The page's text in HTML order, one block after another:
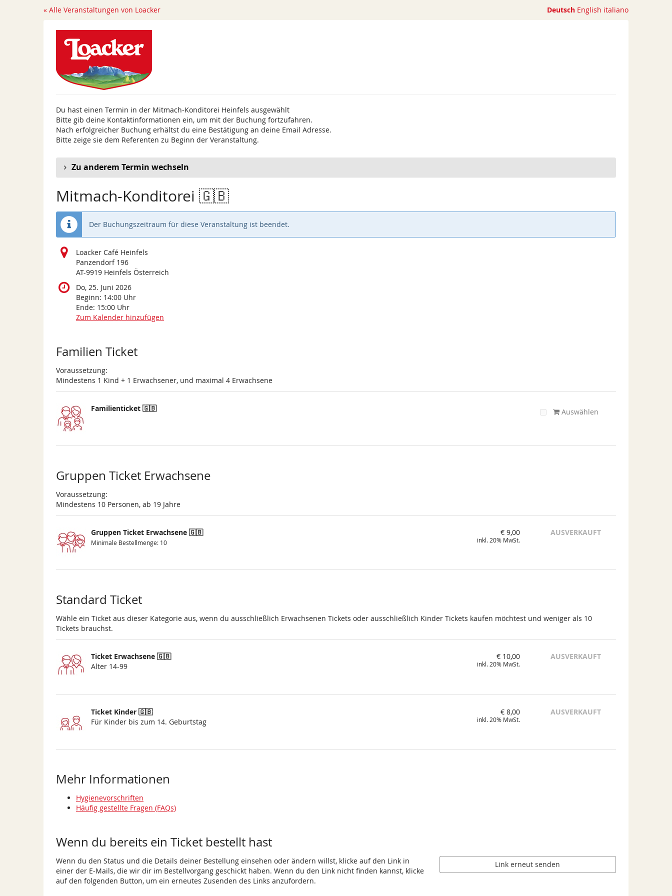
Deutsch English italiano
« Alle Veranstaltungen von Loacker
Du hast einen Termin in der Mitmach-Konditorei Heinfels ausgewählt
Bitte gib deine Kontaktinformationen ein, um mit der Buchung fortzufahren.
Nach erfolgreicher Buchung erhältst du eine Bestätigung an deine Email Adresse.
Bitte zeige sie dem Referenten zu Beginn der Veranstaltung.
Zu anderem Termin wechseln
Mitmach-Konditorei 🇬🇧
Der Buchungszeitraum für diese Veranstaltung ist beendet.
Loacker Café Heinfels
Panzendorf 196
AT-9919 Heinfels Österreich
Do, 25. Juni 2026
Beginn: 14:00 Uhr
Ende: 15:00 Uhr
Zum Kalender hinzufügen
Produkte
Familien Ticket
Voraussetzung:
Mindestens 1 Kind + 1 Erwachsener, und maximal 4 Erwachsene
Familienticket 🇬🇧 Auswählen
Gruppen Ticket Erwachsene
Voraussetzung:
Mindestens 10 Personen, ab 19 Jahre
Gruppen Ticket Erwachsene 🇬🇧
Minimale Bestellmenge: 10
€ 9,00
inkl. 20% MwSt.
AUSVERKAUFT
Standard Ticket
Wähle ein Ticket aus dieser Kategorie aus, wenn du ausschließlich Erwachsenen Tickets oder ausschließlich Kinder Tickets kaufen möchtest und weniger als 10
Tickets brauchst.
Ticket Erwachsene 🇬🇧
Alter 14-99
€ 10,00
inkl. 20% MwSt.
AUSVERKAUFT
Ticket Kinder 🇬🇧
Für Kinder bis zum 14. Geburtstag
€ 8,00
inkl. 20% MwSt.
AUSVERKAUFT
Mehr Informationen
Hygienevorschriften
Häufig gestellte Fragen (FAQs)
Wenn du bereits ein Ticket bestellt hast
Wenn du den Status und die Details deiner Bestellung einsehen oder ändern willst, klicke auf den Link in
einer der E-Mails, die wir dir im Bestellvorgang geschickt haben. Wenn du den Link nicht finden kannst, klicke
auf den folgenden Button, um ein erneutes Zusenden des Links anzufordern.
Link erneut senden